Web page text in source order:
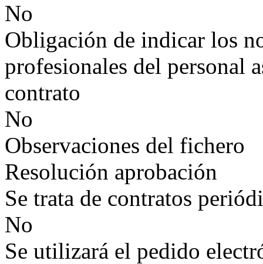
No
Obligación de indicar los
profesionales del personal
contrato
No
Observaciones del fichero
Resolución aprobación
Se trata de contratos
No
Se utilizará el pedido